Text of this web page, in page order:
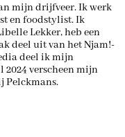
mijn drijfveer. Ik werk
en foodstylist. Ik
Lekker, heb een
deel uit van het Njam!-
deel ik mijn
verscheen mijn
Pelckmans.